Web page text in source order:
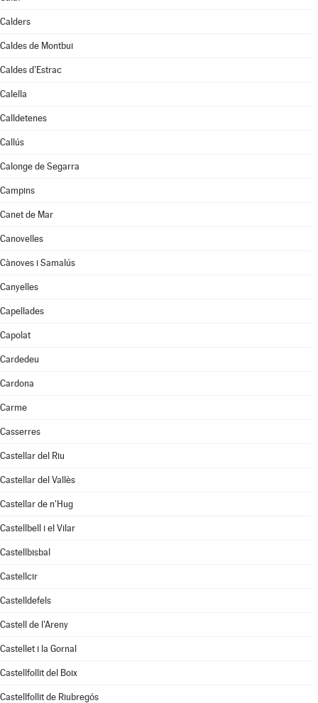
Calders
Caldes de Montbui
Caldes d'Estrac
Calella
Calldetenes
Callús
Calonge de Segarra
Campins
Canet de Mar
Canovelles
Cànoves i Samalús
Canyelles
Capellades
Capolat
Cardedeu
Cardona
Carme
Casserres
Castellar del Riu
Castellar del Vallès
Castellar de n'Hug
Castellbell i el Vilar
Castellbisbal
Castellcir
Castelldefels
Castell de l'Areny
Castellet i la Gornal
Castellfollit del Boix
Castellfollit de Riubregós